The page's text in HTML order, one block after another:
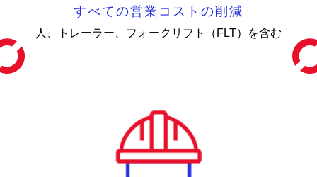
すべての営業コストの削減
人、トレーラー、フォークリフト（FLT）を含む